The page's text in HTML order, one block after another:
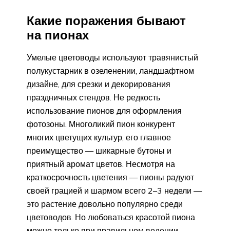
Какие поражения бывают
на пионах
Умелые цветоводы используют травянистый
полукустарник в озеленении, ландшафтном
дизайне, для срезки и декорирования
праздничных стендов. Не редкость
использование пионов для оформления
фотозоны. Многоликий пион конкурент
многих цветущих культур, его главное
преимущество — шикарные бутоны и
приятный аромат цветов. Несмотря на
краткосрочность цветения — пионы радуют
своей грацией и шармом всего 2–3 недели —
это растение довольно популярно среди
цветоводов. Но любоваться красотой пиона